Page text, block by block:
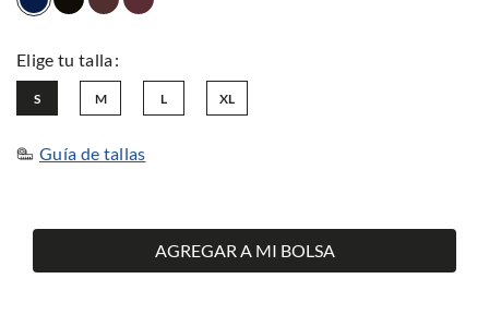
L
M
S XL
Guía de tallas
AGREGAR A MI BOLSA